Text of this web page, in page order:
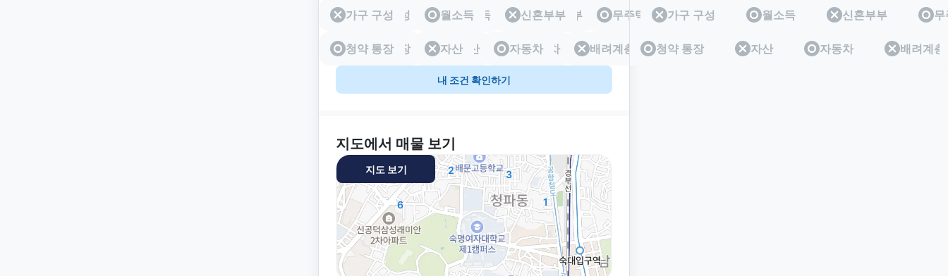
가구 구성 월소득 신혼부부 무주택
가구 구성 월소득 신혼부부 무주택 가구 구성 월소득 신혼부부
청약 통장 자산 자동차 배려계층
청약 통장 자산 자동차 배려계층 청약 통장 자산 자동차 배려계층
내 조건 확인하기
지도에서 매물 보기
6
2 3
1
지도 보기